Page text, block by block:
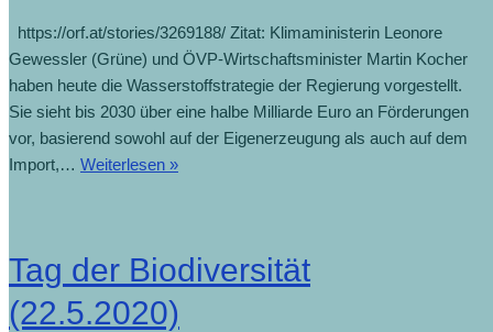
https://orf.at/stories/3269188/ Zitat: Klimaministerin Leonore
Gewessler (Grüne) und ÖVP-Wirtschaftsminister Martin Kocher
haben heute die Wasserstoffstrategie der Regierung vorgestellt.
Sie sieht bis 2030 über eine halbe Milliarde Euro an Förderungen
vor, basierend sowohl auf der Eigenerzeugung als auch auf dem
Import,… Weiterlesen »
Tag der Biodiversität
(22.5.2020)